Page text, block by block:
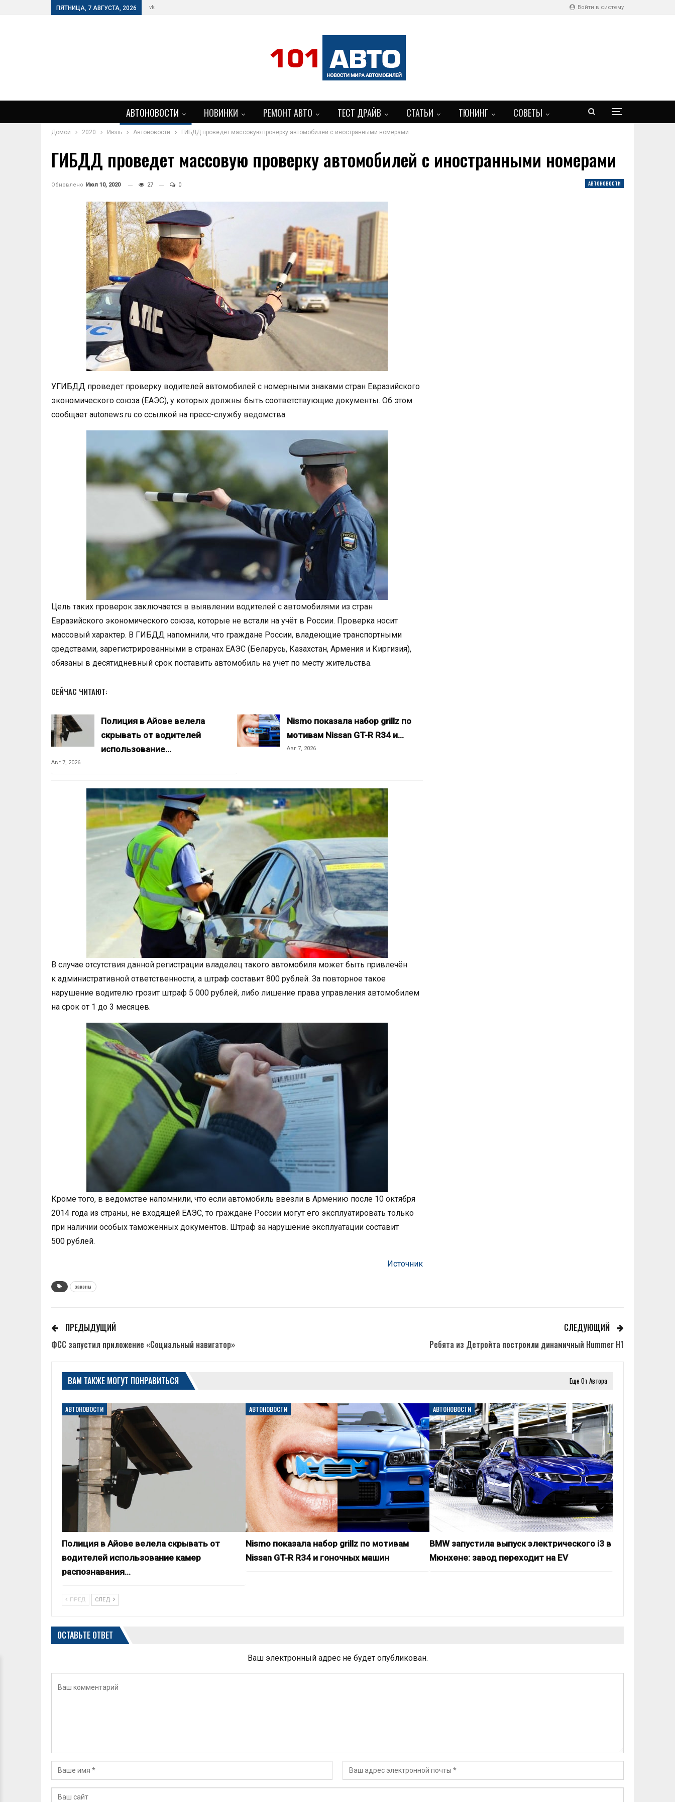
Войти в систему
ПЯТНИЦА, 7 АВГУСТА, 2026 vk
АВТОНОВОСТИ НОВИНКИ РЕМОНТ АВТО ТЕСТ ДРАЙВ СТАТЬИ ТЮНИНГ
СОВЕТЫ
БОЛЬШЕ
Домой 2020 Июль Автоновости ГИБДД проведет массовую проверку автомобилей с иностранными номерами
ГИБДД проведет массовую проверку автомобилей с иностранными номерами
АВТОНОВОСТИ
Обновлено Июл 10, 2020 27 0
УГИБДД проведет проверку водителей автомобилей с номерными знаками стран Евразийского
экономического союза (ЕАЭС), у которых должны быть соответствующие документы. Об этом
сообщает autonews.ru со ссылкой на пресс-службу ведомства.
Цель таких проверок заключается в выявлении водителей с автомобилями из стран
Евразийского экономического союза, которые не встали на учёт в России. Проверка носит
массовый характер. В ГИБДД напомнили, что граждане России, владеющие транспортными
средствами, зарегистрированными в странах ЕАЭС (Беларусь, Казахстан, Армения и Киргизия),
обязаны в десятидневный срок поставить автомобиль на учет по месту жительства.
СЕЙЧАС ЧИТАЮТ:
Полиция в Айове велела
скрывать от водителей
использование…
Авг 7, 2026
Nismo показала набор grillz по
мотивам Nissan GT-R R34 и…
Авг 7, 2026
В случае отсутствия данной регистрации владелец такого автомобиля может быть привлечён
к административной ответственности, а штраф составит 800 рублей. За повторное такое
нарушение водителю грозит штраф 5 000 рублей, либо лишение права управления автомобилем
на срок от 1 до 3 месяцев.
Кроме того, в ведомстве напомнили, что если автомобиль ввезли в Армению после 10 октября
2014 года из страны, не входящей ЕАЭС, то граждане России могут его эксплуатировать только
при наличии особых таможенных документов. Штраф за нарушение эксплуатации составит
500 рублей.
Источник
законы
ПРЕДЫДУЩИЙ
ФСС запустил приложение «Социальный навигатор»
СЛЕДУЮЩИЙ
Ребята из Детройта построили динамичный Hummer H1
ВАМ ТАКЖЕ МОГУТ ПОНРАВИТЬСЯ Еще От Автора
АВТОНОВОСТИ
Полиция в Айове велела скрывать от
водителей использование камер
распознавания…
АВТОНОВОСТИ
Nismo показала набор grillz по мотивам
Nissan GT-R R34 и гоночных машин
АВТОНОВОСТИ
BMW запустила выпуск электрического i3 в
Мюнхене: завод переходит на EV
ПРЕД СЛЕД
ОСТАВЬТЕ ОТВЕТ
Ваш электронный адрес не будет опубликован.